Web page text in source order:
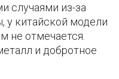
случаями из-за
китайской модели
не отмечается.
и добротное